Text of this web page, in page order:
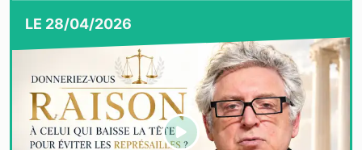
LE 28/04/2026